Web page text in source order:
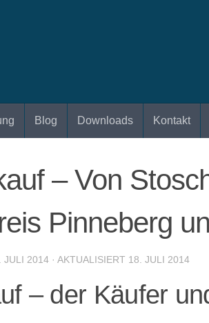
Blog Downloads Kontakt
– Von
Pinneberg
JULI 2014 · AKTUALISIERT 18. JULI 2014
– der Käufer